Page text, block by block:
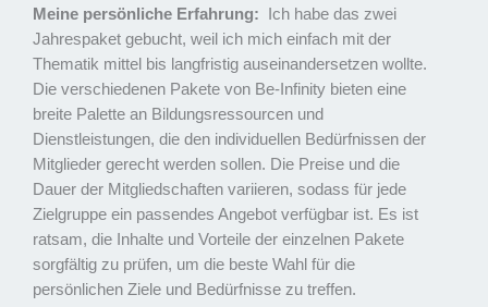
Meine persönliche Erfahrung:
Ich habe das zwei
Jahrespaket gebucht, weil ich mich einfach mit der
Thematik mittel bis langfristig auseinandersetzen wollte.
Die verschiedenen Pakete von Be-Infinity bieten eine
breite Palette an Bildungsressourcen und
Dienstleistungen, die den individuellen Bedürfnissen der
Mitglieder gerecht werden sollen. Die Preise und die
Dauer der Mitgliedschaften variieren, sodass für jede
Zielgruppe ein passendes Angebot verfügbar ist. Es ist
ratsam, die Inhalte und Vorteile der einzelnen Pakete
sorgfältig zu prüfen, um die beste Wahl für die
persönlichen Ziele und Bedürfnisse zu treffen.